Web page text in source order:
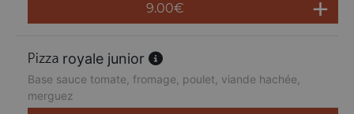
9.00€
royale junior
Base sauce tomate, fromage, poulet, viande hachée,
merguez